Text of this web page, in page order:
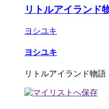
リトルアイランド
ヨシユキ
ヨシユキ
リトルアイランド物語